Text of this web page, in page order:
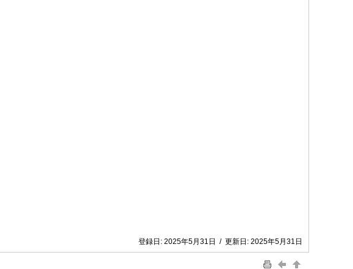
登録日: 2025年5月31日 / 更新日: 2025年5月31日